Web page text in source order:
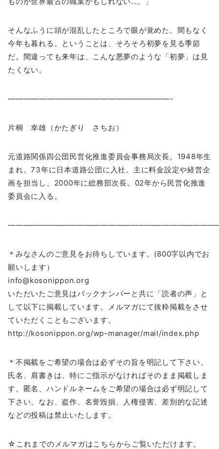
そんなふうに頭が混乱したところで眼が覚めた。間もなく
今年も暮れる。ということは、そろそろ初夢を見る季節
だ。間違っても来年は、こんな悪夢のような「初夢」は見
たくない。
—————————————————————-
片桐 幸雄（かたぎり さちお）
元道路関係四公団民営化推進委員会事務局次長。1948年生
まれ。73年に日本道路公団に入社。主に料金設定や経営企
画を担当し、2000年に総務部次長。02年から民営化推進
委員会に入る。
＊みなさんのご意見をお待ちしています。(800字以内でお
願いします）
info@kosonippon.org
いただいたご意見はバックナンバーと共に「読者の声」と
して以下に掲載しています。メルマガにて抜粋掲載をさせ
ていただくこともございます。
http://kosonippon.org/wp-manager/mail/index.php
＊不掲載をご希望の場合は必ずその旨を明記して下さい。
氏名、肩書きは、特にご指示がなければそのまま掲載しま
す。匿名、ハンドルネームをご希望の場合は必ず明記して
下さい。なお、盗作、名誉毀損、人権侵害、差別的な記述
などの投稿は禁止いたします。
☆これまでのメルマガはこちらからご覧いただけます。